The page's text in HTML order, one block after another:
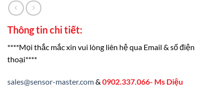
Thông tin chi tiết:
****Mọi thắc mắc xin vui lòng liên hệ qua Email & số điện
thoại****
sales@sensor-master.com& 0902.337.066- Ms Diệu